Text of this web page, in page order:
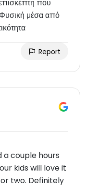
που
Φυσική μέσα από
Report
a couple hours
kids will love it
two. Definitely